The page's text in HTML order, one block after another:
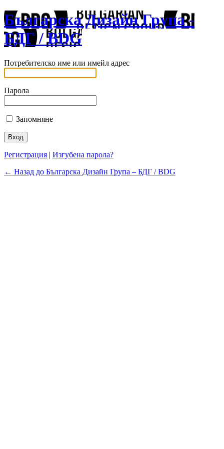
Българска Дизайн Група -
БДГ / BDG
Потребителско име или имейл адрес
Парола
Запомняне
Регистрация | Изгубена парола?
← Назад до Българска Дизайн Група – БДГ / BDG